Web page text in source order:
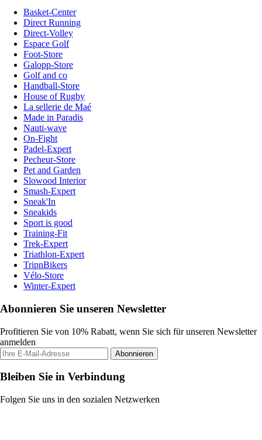
Basket-Center
Direct Running
Direct-Volley
Espace Golf
Foot-Store
Galopp-Store
Golf and co
Handball-Store
House of Rugby
La sellerie de Maé
Made in Paradis
Nauti-wave
On-Fight
Padel-Expert
Pecheur-Store
Pet and Garden
Slowood Interior
Smash-Expert
Sneak'In
Sneakids
Sport is good
Training-Fit
Trek-Expert
Triathlon-Expert
TripnBikers
Vélo-Store
Winter-Expert
Abonnieren Sie unseren Newsletter
Profitieren Sie von 10% Rabatt, wenn Sie sich für unseren Newsletter
anmelden
Abonnieren
Bleiben Sie in Verbindung
Folgen Sie uns in den sozialen Netzwerken